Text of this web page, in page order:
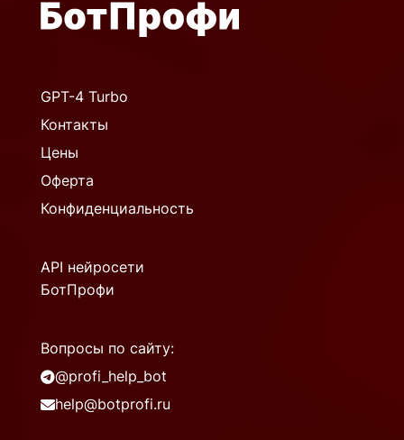
GPT-4 Turbo
Контакты
Цены
Оферта
Конфиденциальность
API нейросети
БотПрофи
Вопросы по сайту:
@profi_help_bot
help@botprofi.ru